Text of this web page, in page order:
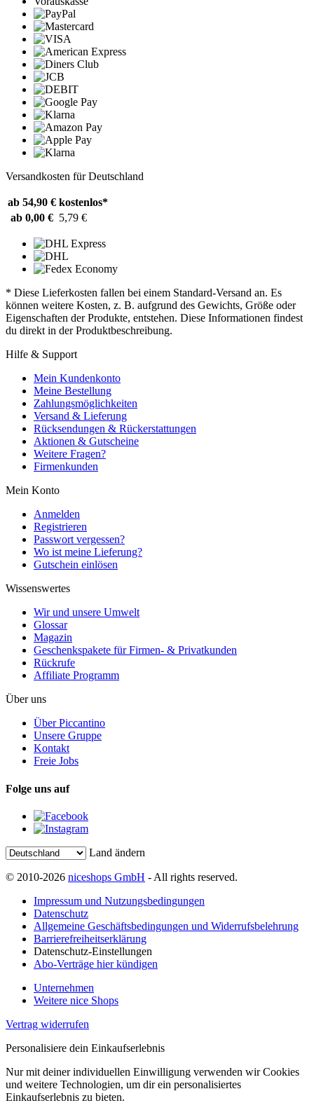
Versandkosten für Deutschland
ab 54,90 € kostenlos*
ab 0,00 € 5,79 €
* Diese Lieferkosten fallen bei einem Standard-Versand an. Es
können weitere Kosten, z. B. aufgrund des Gewichts, Größe oder
Eigenschaften der Produkte, entstehen. Diese Informationen findest
du direkt in der Produktbeschreibung.
Hilfe & Support
Mein Kundenkonto
Meine Bestellung
Zahlungsmöglichkeiten
Versand & Lieferung
Rücksendungen & Rückerstattungen
Aktionen & Gutscheine
Weitere Fragen?
Firmenkunden
Mein Konto
Anmelden
Registrieren
Passwort vergessen?
Wo ist meine Lieferung?
Gutschein einlösen
Wissenswertes
Wir und unsere Umwelt
Glossar
Magazin
Geschenkspakete für Firmen- & Privatkunden
Rückrufe
Affiliate Programm
Über uns
Über Piccantino
Unsere Gruppe
Kontakt
Freie Jobs
Folge uns auf
Land ändern
© 2010-2026 niceshops GmbH - All rights reserved.
Impressum und Nutzungsbedingungen
Datenschutz
Allgemeine Geschäftsbedingungen und Widerrufsbelehrung
Barrierefreiheitserklärung
Datenschutz-Einstellungen
Abo-Verträge hier kündigen
Unternehmen
Weitere nice Shops
Vertrag widerrufen
Personalisiere dein Einkaufserlebnis
Nur mit deiner individuellen Einwilligung verwenden wir Cookies
und weitere Technologien, um dir ein personalisiertes
Einkaufserlebnis zu bieten.